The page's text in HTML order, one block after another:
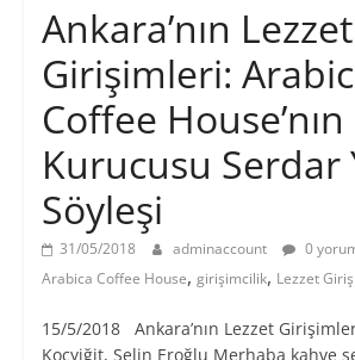
Ankara’nın Lezzet
Girişimleri:
Coffee House’nın
Kurucusu Serdar
Söyleşi
31/05/2018 adminaccount 0
Arabica Coffee House, girişimcilik, Lezzet
15/5/2018 Ankara’nın Lezzet
Koçyiğit, Selin Eroğlu Merhaba kahve